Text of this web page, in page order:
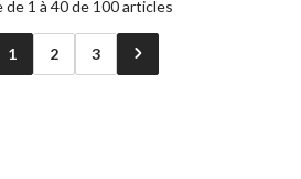
1 à 40 de 100 articles
1 2 3